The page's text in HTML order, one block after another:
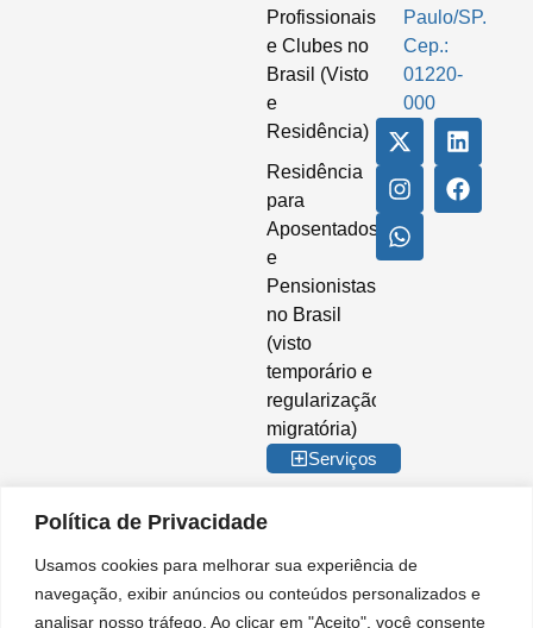
Política de Privacidade
Usamos cookies para melhorar sua experiência de
navegação, exibir anúncios ou conteúdos personalizados e
analisar nosso tráfego. Ao clicar em "Aceito", você consente
Profissionais
e Clubes no
Brasil (Visto
e
Residência)
Residência
para
Aposentados
e
Pensionistas
no Brasil
(visto
temporário e
regularização
migratória)
Serviços
Paulo/SP.
Cep.:
01220-
000
35.842.274/0001-02. IMIGRAR BRASIL® é marca registrada no INPI. A
Imigrar Brasil é uma empresa privada de consultoria e assessoria